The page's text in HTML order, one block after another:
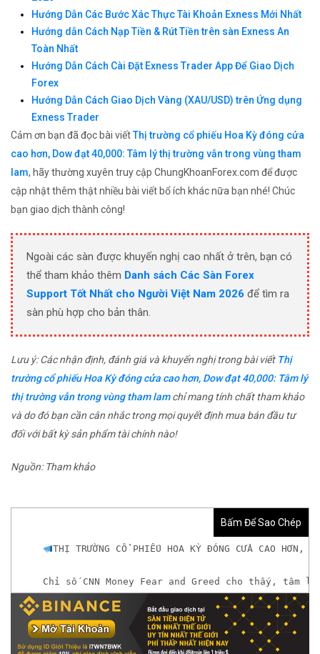
Hướng Dẫn Các Bước Xác Thực Tài Khoản Exness Mới Nhất
Hướng dẫn Cách Nạp Tiền & Rút Tiền trên sàn Exness An
Toàn Nhất
Hướng Dẫn Cách Cài Đặt Exness Trader App Để Giao Dịch
Forex
Hướng Dẫn Cách Giao Dịch Vàng (XAU/USD) trên Ứng dụng
Exness Trader
Cảm ơn bạn đã đọc bài viếtThị trường cổ phiếu Hoa Kỳ đóng cửa
cao hơn, Dow đạt 40,000: Tâm lý thị trường vẫn trong vùng tham
lam, hãy thường xuyên truy cập ChungKhoanForex.com để được
cập nhật thêm thật nhiều bài viết bổ ích khác nữa bạn nhé! Chúc
bạn giao dịch thành công!
Ngoài các sàn được khuyến nghị cao nhất ở trên, bạn có
thể tham khảo thêm Danh sách Các Sàn Forex
Support Tốt Nhất cho Người Việt Nam 2026 để tìm ra
sàn phù hợp cho bản thân.
Lưu ý: Các nhận định, đánh giá và khuyến nghị trong bài viết Thị
trường cổ phiếu Hoa Kỳ đóng cửa cao hơn, Dow đạt 40,000: Tâm lý
thị trường vẫn trong vùng tham lamchỉ mang tính chất tham khảo
và do đó bạn cần cân nhắc trong mọi quyết định mua bán đầu tư
đối với bất kỳ sản phẩm tài chính nào!
Nguồn: Tham khảo
Bấm Để Sao Chép
THỊ TRƯỜNG CỔ PHIẾU HOA KỲ ĐÓNG CỬA CAO HƠN,
Chỉ số CNN Money Fear and Greed cho thấy,
𝘟𝘦𝘮 𝘤𝘩𝘪 𝘵𝘪ế𝘵: https://chungkhoanforex.com/thi-
𝐗𝐨á 𝐛ỏ 𝐥𝐨 𝐥ắ𝐧𝐠 𝐤𝐡𝐢 𝐭𝐡𝐚𝐦 𝐠𝐢𝐚 𝐭𝐡ị 𝐭𝐫ườ𝐧𝐠 𝐭à𝐢 𝐜𝐡í𝐧𝐡